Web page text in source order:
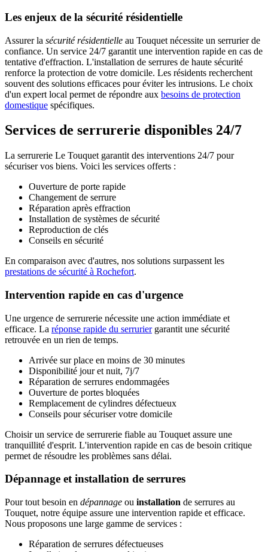
Les enjeux de la sécurité résidentielle
Assurer la sécurité résidentielle au Touquet nécessite un serrurier de
confiance. Un service 24/7 garantit une intervention rapide en cas de
tentative d'effraction. L'installation de serrures de haute sécurité
renforce la protection de votre domicile. Les résidents recherchent
souvent des solutions efficaces pour éviter les intrusions. Le choix
d'un expert local permet de répondre aux besoins de protection
domestique spécifiques.
Services de serrurerie disponibles 24/7
La serrurerie Le Touquet garantit des interventions 24/7 pour
sécuriser vos biens. Voici les services offerts :
Ouverture de porte rapide
Changement de serrure
Réparation après effraction
Installation de systèmes de sécurité
Reproduction de clés
Conseils en sécurité
En comparaison avec d'autres, nos solutions surpassent les
prestations de sécurité à Rochefort.
Intervention rapide en cas d'urgence
Une urgence de serrurerie nécessite une action immédiate et
efficace. La réponse rapide du serruriergarantit une sécurité
retrouvée en un rien de temps.
Arrivée sur place en moins de 30 minutes
Disponibilité jour et nuit, 7j/7
Réparation de serrures endommagées
Ouverture de portes bloquées
Remplacement de cylindres défectueux
Conseils pour sécuriser votre domicile
Choisir un service de serrurerie fiable au Touquet assure une
tranquillité d'esprit. L'intervention rapide en cas de besoin critique
permet de résoudre les problèmes sans délai.
Dépannage et installation de serrures
Pour tout besoin en dépannage ou installation de serrures au
Touquet, notre équipe assure une intervention rapide et efficace.
Nous proposons une large gamme de services :
Réparation de serrures défectueuses